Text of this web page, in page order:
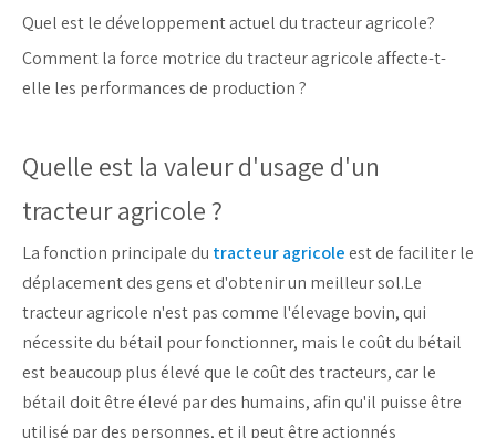
Quel est le développement actuel du tracteur agricole?
Comment la force motrice du tracteur agricole affecte-t-
elle les performances de production ?
Quelle est la valeur d'usage d'un
tracteur agricole ?
La fonction principale du tracteur agricoleest de faciliter le
déplacement des gens et d'obtenir un meilleur sol.Le
tracteur agricole n'est pas comme l'élevage bovin, qui
nécessite du bétail pour fonctionner, mais le coût du bétail
est beaucoup plus élevé que le coût des tracteurs, car le
bétail doit être élevé par des humains, afin qu'il puisse être
utilisé par des personnes, et il peut être actionnés